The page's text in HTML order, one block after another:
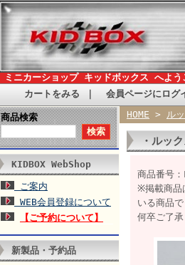
ミニカーショップ キッドボックス へよう
カートをみる
会員ページにログ
商品検索
KIDBOX WebShop
ご案内
WEB会員登録について
【ご予約について】
新製品・予約品
HOME > ル
・ルッ
商品番号
※掲載商品
いる商品
何卒ご了承